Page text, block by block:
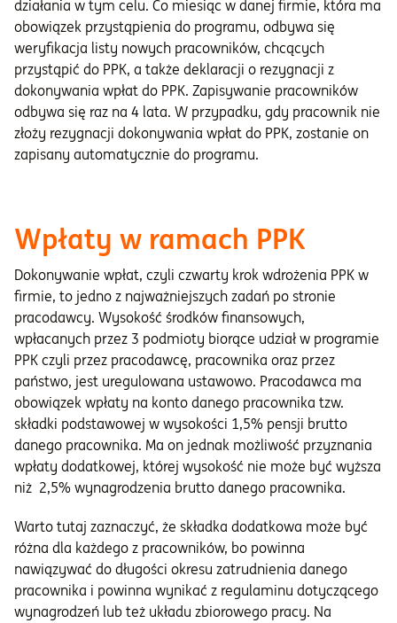
działania w tym celu. Co miesiąc w danej firmie, która ma
obowiązek przystąpienia do programu, odbywa się
weryfikacja listy nowych pracowników, chcących
przystąpić do PPK, a także deklaracji o rezygnacji z
dokonywania wpłat do PPK. Zapisywanie pracowników
odbywa się raz na 4 lata. W przypadku, gdy pracownik nie
złoży rezygnacji dokonywania wpłat do PPK, zostanie on
zapisany automatycznie do programu.
Wpłaty w ramach PPK
Dokonywanie wpłat, czyli czwarty krok wdrożenia PPK w
firmie, to jedno z najważniejszych zadań po stronie
pracodawcy. Wysokość środków finansowych,
wpłacanych przez 3 podmioty biorące udział w programie
PPK czyli przez pracodawcę, pracownika oraz przez
państwo, jest uregulowana ustawowo. Pracodawca ma
obowiązek wpłaty na konto danego pracownika tzw.
składki podstawowej w wysokości 1,5% pensji brutto
danego pracownika. Ma on jednak możliwość przyznania
wpłaty dodatkowej, której wysokość nie może być wyższa
niż 2,5% wynagrodzenia brutto danego pracownika.
Warto tutaj zaznaczyć, że składka dodatkowa może być
różna dla każdego z pracowników, bo powinna
nawiązywać do długości okresu zatrudnienia danego
pracownika i powinna wynikać z regulaminu dotyczącego
wynagrodzeń lub też układu zbiorowego pracy. Na